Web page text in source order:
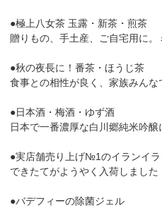
●極上八女茶 玉露・新茶・煎茶
贈りもの、手土産、ご自宅用に。
●秋の夜長に！番茶・ほうじ茶
食事との相性が良く、家族みんな
●日本酒・梅酒・ゆず酒
日本で一番濃厚な白川郷純米吟醸
●実店舗売り上げ№1のイランイ
できたてがようやく入荷しました
●バデフィーの除菌ジェル